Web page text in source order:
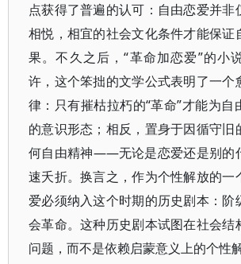
点获得了普遍的认可：自由恋爱并非
相悦，相宜的社会文化条件才能保证
果。不久之后，“革命加恋爱”的小
许，这个笨拙的文学公式表明了一个
律：只有摧枯拉朽的“革命”才能为自
的意识形态；相反，置身于因循守旧
何自由精神——无论是恋爱还是别
速夭折。换言之，作为个性解放的一
爱必须纳入这个时期的历史剧本：阶
会革命。这种历史剧本试图在社会结
问题，而不是依赖启蒙意义上的个性解